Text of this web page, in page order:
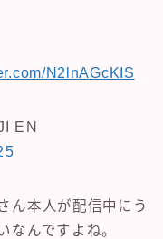
N2lnAGcKIS
EN
ん本人が配信中にう
なんですよね。